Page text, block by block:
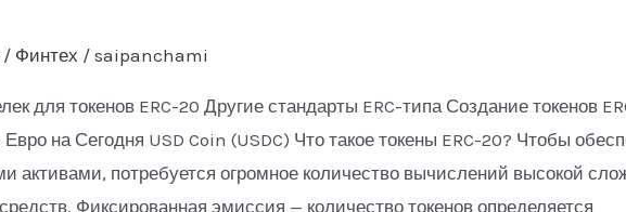
/ Финтех /saipanchami
для токенов ERC-20 Другие стандарты ERC-типа Создание токенов
на Сегодня USD Coin (USDC) Что такое токены ERC-20? Чтобы
активами, потребуется огромное количество вычислений высокой
Фиксированная эмиссия — количество токенов определяется